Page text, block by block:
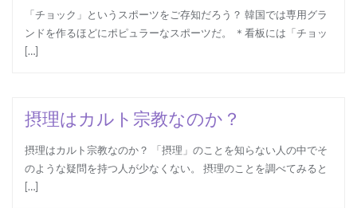
「チョック」というスポーツをご存知だろう？ 韓国では専用グラ
ンドを作るほどにポピュラーなスポーツだ。 ＊看板には「チョッ
[…]
摂理はカルト宗教なのか？
摂理はカルト宗教なのか？ 「摂理」のことを知らない人の中でそ
のような疑問を持つ人が少なくない。 摂理のことを調べてみると
[…]